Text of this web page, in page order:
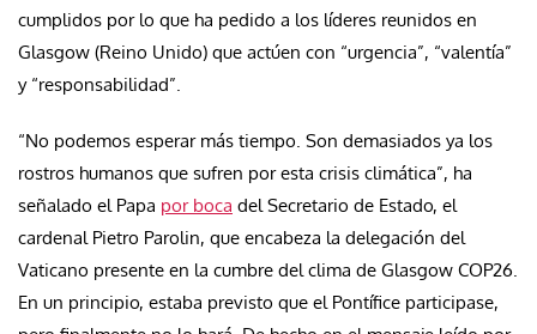
cumplidos por lo que ha pedido a los líderes reunidos en
Glasgow (Reino Unido) que actúen con “urgencia”, “valentía”
y “responsabilidad”.
“No podemos esperar más tiempo. Son demasiados ya los
rostros humanos que sufren por esta crisis climática”, ha
señalado el Papa por boca del Secretario de Estado, el
cardenal Pietro Parolin, que encabeza la delegación del
Vaticano presente en la cumbre del clima de Glasgow COP26.
En un principio, estaba previsto que el Pontífice participase,